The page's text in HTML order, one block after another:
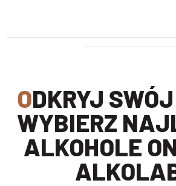
ODKRYJ SWÓJ SMAK I
WYBIERZ
ALKOHOLE